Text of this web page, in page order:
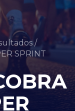
/
SPRINT